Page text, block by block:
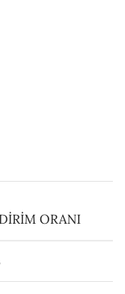
ORANI